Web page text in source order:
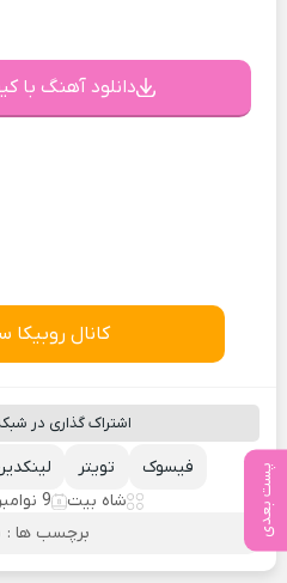
پست بعدی
دانلود آهنگ با
کانال روبیکا
اشتراک گذاری در
تویتر
فیسوک
شاه بیت
9 نوامبر 2022
برچسب ها :